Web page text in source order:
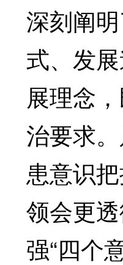
深刻阐
式、发
展理念
治要求
患意识
领会更
强“四个